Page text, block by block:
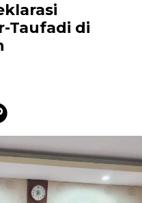
Taufadi di